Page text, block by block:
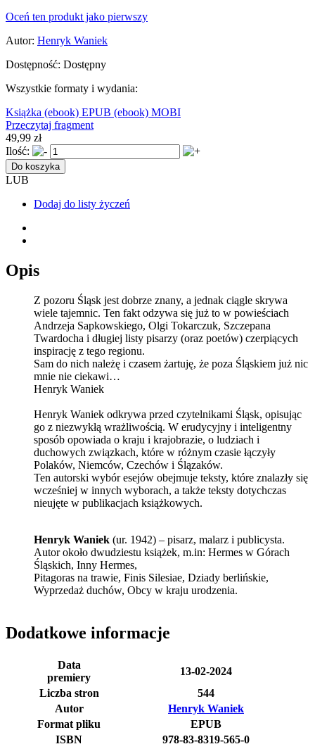
Oceń ten produkt jako pierwszy
Autor: Henryk Waniek
Dostępność: Dostępny
Wszystkie formaty i wydania:
Książka (ebook) EPUB (ebook) MOBI
Przeczytaj fragment
49,99 zł
Ilość:
Do koszyka
LUB
Dodaj do listy życzeń
Opis
Z pozoru Śląsk jest dobrze znany, a jednak ciągle skrywa
wiele tajemnic. Ten fakt odzywa się już to w powieściach
Andrzeja Sapkowskiego, Olgi Tokarczuk, Szczepana
Twardocha i długiej listy pisarzy (oraz poetów) czerpiących
inspirację z tego regionu.
Sam do nich należę i czasem żartuję, że poza Śląskiem już nic
mnie nie ciekawi…
Henryk Waniek
Henryk Waniek odkrywa przed czytelnikami Śląsk, opisując
go z niezwykłą wrażliwością. W erudycyjny i inteligentny
sposób opowiada o kraju i krajobrazie, o ludziach i
duchowych związkach, które w różnym czasie łączyły
Polaków, Niemców, Czechów i Ślązaków.
Ten autorski wybór esejów obejmuje teksty, które znalazły się
wcześniej w innych wyborach, a także teksty dotychczas
nieujęte w publikacjach książkowych.
Henryk Waniek (ur. 1942) – pisarz, malarz i publicysta.
Autor około dwudziestu książek, m.in: Hermes w Górach
Śląskich, Inny Hermes,
Pitagoras na trawie, Finis Silesiae, Dziady berlińskie,
Wyprzedaż duchów, Obcy w kraju urodzenia.
Dodatkowe informacje
Data
premiery
13-02-2024
Liczba stron
544
Autor
Henryk Waniek
Format pliku
EPUB
ISBN
978-83-8319-565-0